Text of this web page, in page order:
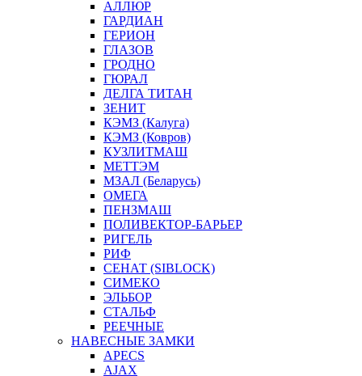
АЛЛЮР
ГАРДИАН
ГЕРИОН
ГЛАЗОВ
ГРОДНО
ГЮРАЛ
ДЕЛГА ТИТАН
ЗЕНИТ
КЭМЗ (Калуга)
КЭМЗ (Ковров)
КУЗЛИТМАШ
МЕТТЭМ
МЗАЛ (Беларусь)
ОМЕГА
ПЕНЗМАШ
ПОЛИВЕКТОР-БАРЬЕР
РИГЕЛЬ
РИФ
СЕНАТ (SIBLOCK)
СИМЕКО
ЭЛЬБОР
СТАЛЬФ
РЕЕЧНЫЕ
НАВЕСНЫЕ ЗАМКИ
APECS
AJAX